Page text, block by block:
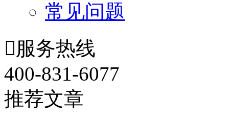
常见问题
服务热线
400-831-6077
推荐文章